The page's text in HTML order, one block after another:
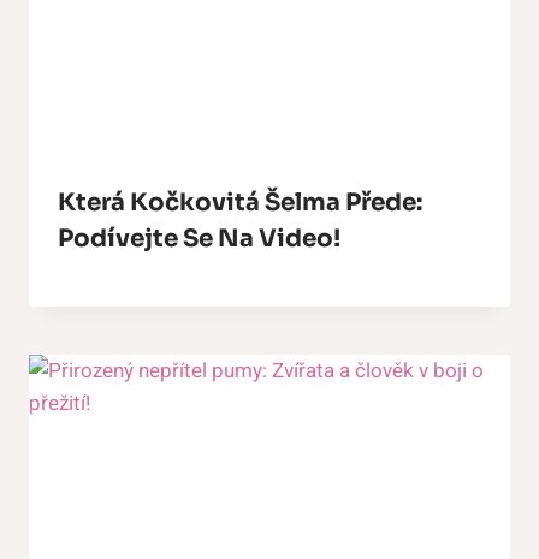
Která Kočkovitá Šelma Přede:
Podívejte Se Na Video!